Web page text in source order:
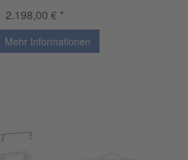
2.198,00 € *
Mehr Informationen